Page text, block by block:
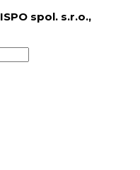
ISPO spol. s.r.o.,